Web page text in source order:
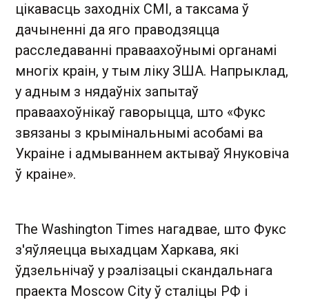
цікавасць заходніх СМІ, а таксама ў
дачыненні да яго праводзяцца
расследаванні праваахоўнымі органамі
многіх краін, у тым ліку ЗША. Напрыклад,
у адным з нядаўніх запытаў
праваахоўнікаў гаворыцца, што «Фукс
звязаны з крымінальнымі асобамі ва
Украіне і адмываннем актываў Януковіча
ў краіне».
The Washington Times нагадвае, што Фукс
з'яўляецца выхадцам Харкава, які
ўдзельнічаў у рэалізацыі скандальнага
праекта Moscow City ў сталіцы РФ і